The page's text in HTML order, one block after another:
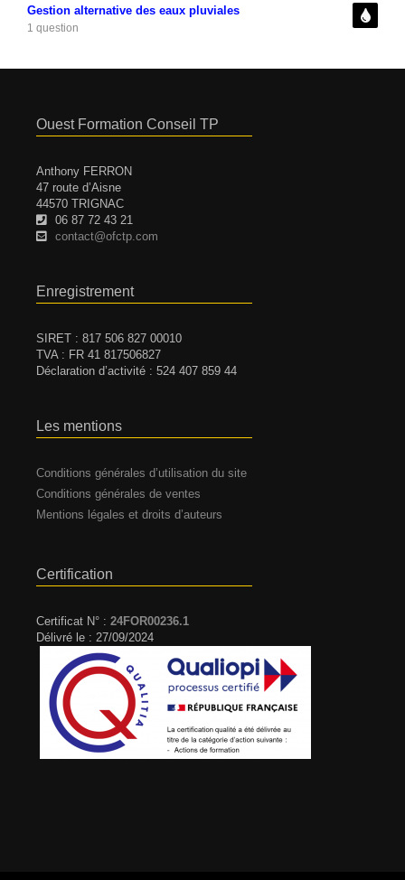
Gestion alternative des eaux pluviales
1 question
Ouest Formation Conseil TP
Anthony FERRON
47 route d’Aisne
44570 TRIGNAC
06 87 72 43 21
contact@ofctp.com
Enregistrement
SIRET : 817 506 827 00010
TVA : FR 41 817506827
Déclaration d’activité : 524 407 859 44
Les mentions
Conditions générales d’utilisation du site
Conditions générales de ventes
Mentions légales et droits d’auteurs
Certification
Certificat N° : 24FOR00236.1
Délivré le : 27/09/2024